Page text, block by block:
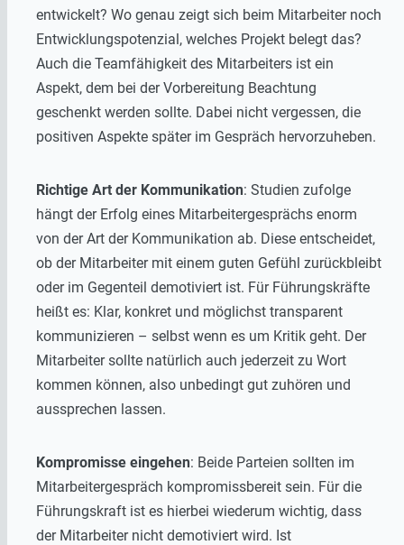
entwickelt? Wo genau zeigt sich beim Mitarbeiter noch
Entwicklungspotenzial, welches Projekt belegt das?
Auch die Teamfähigkeit des Mitarbeiters ist ein
Aspekt, dem bei der Vorbereitung Beachtung
geschenkt werden sollte. Dabei nicht vergessen, die
positiven Aspekte später im Gespräch hervorzuheben.
Richtige Art der Kommunikation: Studien zufolge
hängt der Erfolg eines Mitarbeitergesprächs enorm
von der Art der Kommunikation ab. Diese entscheidet,
ob der Mitarbeiter mit einem guten Gefühl zurückbleibt
oder im Gegenteil demotiviert ist. Für Führungskräfte
heißt es: Klar, konkret und möglichst transparent
kommunizieren – selbst wenn es um Kritik geht. Der
Mitarbeiter sollte natürlich auch jederzeit zu Wort
kommen können, also unbedingt gut zuhören und
aussprechen lassen.
Kompromisse eingehen: Beide Parteien sollten im
Mitarbeitergespräch kompromissbereit sein. Für die
Führungskraft ist es hierbei wiederum wichtig, dass
der Mitarbeiter nicht demotiviert wird. Ist